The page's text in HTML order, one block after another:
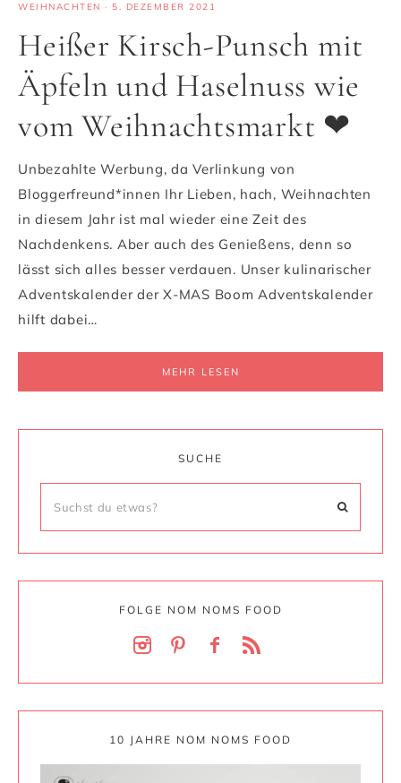
WEIHNACHTEN · 5. DEZEMBER 2021
Heißer Kirsch-Punsch mit
Äpfeln und Haselnuss wie
vom Weihnachtsmarkt ❤
Unbezahlte Werbung, da Verlinkung von
Bloggerfreund*innen Ihr Lieben, hach, Weihnachten
in diesem Jahr ist mal wieder eine Zeit des
Nachdenkens. Aber auch des Genießens, denn so
lässt sich alles besser verdauen. Unser kulinarischer
Adventskalender der X-MAS Boom Adventskalender
hilft dabei…
MEHR LESEN
SUCHE
FOLGE NOM NOMS FOOD
10 JAHRE NOM NOMS FOOD